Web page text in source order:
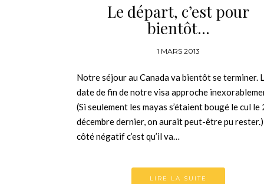
Le départ, c’est pour
bientôt…
1 MARS 2013
Notre séjour au Canada va bientôt se terminer.
date de fin de notre visa approche
(Si seulement les mayas s’étaient bougé le cul le
décembre dernier, on aurait peut-être pu
côté négatif c’est qu’il va…
LIRE LA SUITE